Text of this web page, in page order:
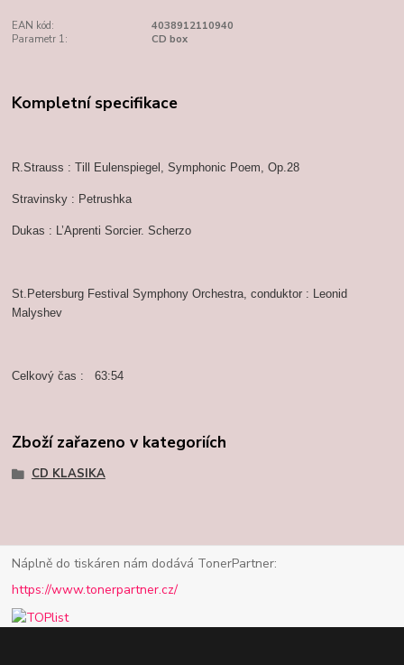
EAN kód:
4038912110940
Parametr 1:
CD box
Kompletní specifikace
R.Strauss : Till Eulenspiegel, Symphonic Poem, Op.28
Stravinsky : Petrushka
Dukas : L’Aprenti Sorcier. Scherzo
St.Petersburg Festival Symphony Orchestra, conduktor : Leonid
Malyshev
Celkový čas : 63:54
Zboží zařazeno v kategoriích
CD KLASIKA
Náplně do tiskáren nám dodává TonerPartner:
https://www.tonerpartner.cz/